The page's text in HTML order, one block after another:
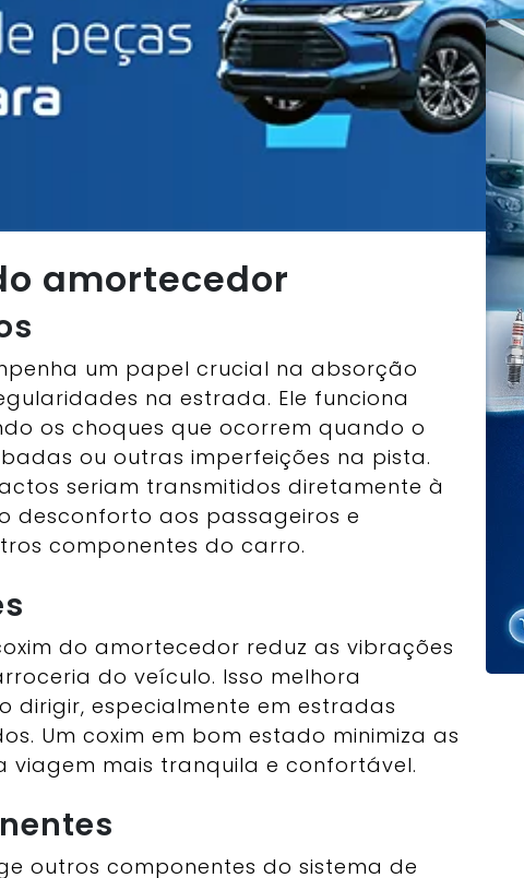
amortecedor
um papel crucial na absorção
na estrada. Ele funciona
os choques que ocorrem quando o
ou outras imperfeições na pista.
seriam transmitidos diretamente à
desconforto aos passageiros e
componentes do carro.
do amortecedor reduz as vibrações
do veículo. Isso melhora
dirigir, especialmente em estradas
Um coxim em bom estado minimiza as
viagem mais tranquila e confortável.
outros componentes do sistema de